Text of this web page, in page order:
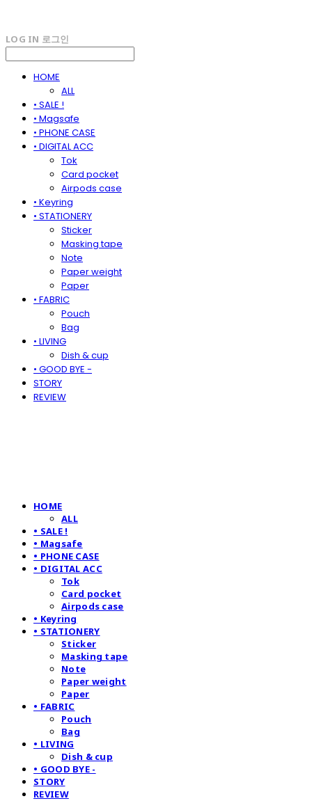
LOG IN 로그인
HOME
ALL
• SALE !
• Magsafe
• PHONE CASE
• DIGITAL ACC
Tok
Card pocket
Airpods case
• Keyring
• STATIONERY
Sticker
Masking tape
Note
Paper weight
Paper
• FABRIC
Pouch
Bag
• LIVING
Dish & cup
• GOOD BYE -
STORY
REVIEW
HOME
ALL
• SALE !
• Magsafe
• PHONE CASE
• DIGITAL ACC
Tok
Card pocket
Airpods case
• Keyring
• STATIONERY
Sticker
Masking tape
Note
Paper weight
Paper
• FABRIC
Pouch
Bag
• LIVING
Dish & cup
• GOOD BYE -
STORY
REVIEW